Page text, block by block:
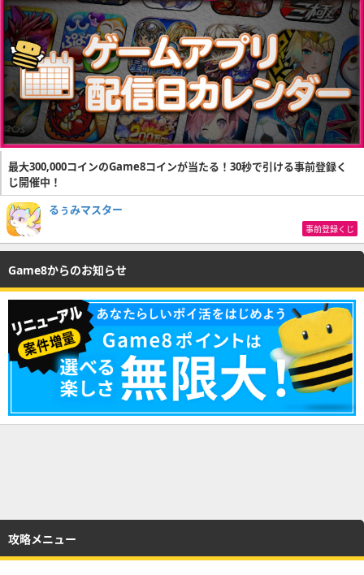
最大300,000コインのGame8コインが当たる！30秒で引ける事前登録く
じ開催中！
るぅみマスター
事前登録くじ
Game8からのお知らせ
攻略メニュー